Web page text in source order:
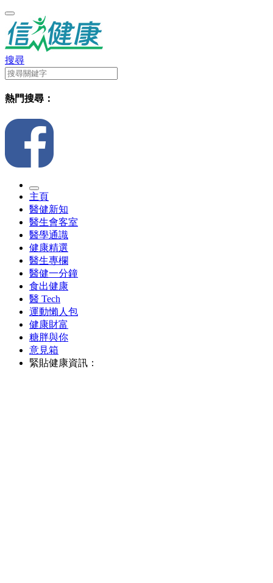
搜尋
熱門搜尋：
主頁
醫健新知
醫生會客室
醫學通識
健康精選
醫生專欄
醫健一分鐘
食出健康
醫 Tech
運動懶人包
健康財富
糖胖與你
意見箱
緊貼健康資訊：